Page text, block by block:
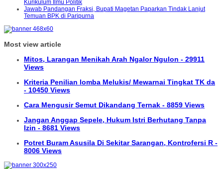
Kurikulum Ilmu Politik
Jawab Pandangan Fraksi, Bupati Magetan Paparkan Tindak Lanjut
Temuan BPK di Paripurna
Most view article
Mitos, Larangan Menikah Arah Ngalor Ngulon - 29911
Views
Kriteria Penilian lomba Melukis/ Mewarnai Tingkat TK da
- 10450 Views
Cara Mengusir Semut Dikandang Ternak - 8859 Views
Jangan Anggap Sepele, Hukum Istri Berhutang Tanpa
Izin - 8681 Views
Potret Buram Asusila Di Sekitar Sarangan, Kontrofersi R -
8006 Views